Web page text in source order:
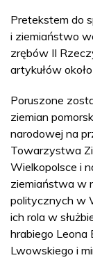
Pretekstem do
i ziemiaństwo
zrębów II
artykułów
Poruszone
ziemian
narodowej na
Towarzystwa
Wielkopolsce i
ziemiaństwa w
politycznych w
ich rola w
hrabiego Leona
Lwowskiego i